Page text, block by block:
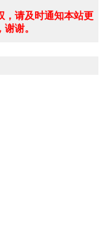
，请及时通知本站更
谢。